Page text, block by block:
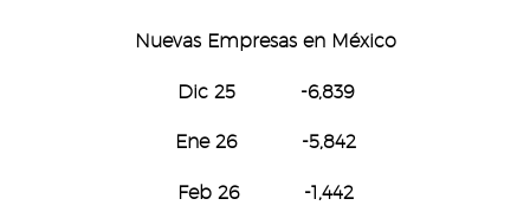
Nuevas Empresas en México
Dic 25 -6,839
Ene 26 -5,842
Feb 26 -1,442